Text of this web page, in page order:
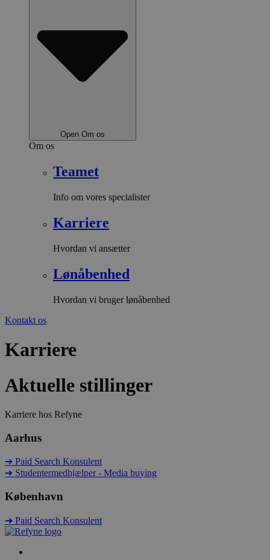
Open Om os
Om os
Teamet
Info om vores specialister
Karriere
Hvordan vi ansætter
Lønåbenhed
Hvordan vi bruger lønåbenhed
Kontakt os
Karriere
Aktuelle stillinger
Karriere hos Refyne
Aarhus
➔ Paid Search Konsulent
➔ Studentermedhjælper - Media buying
København
➔ Paid Search Konsulent